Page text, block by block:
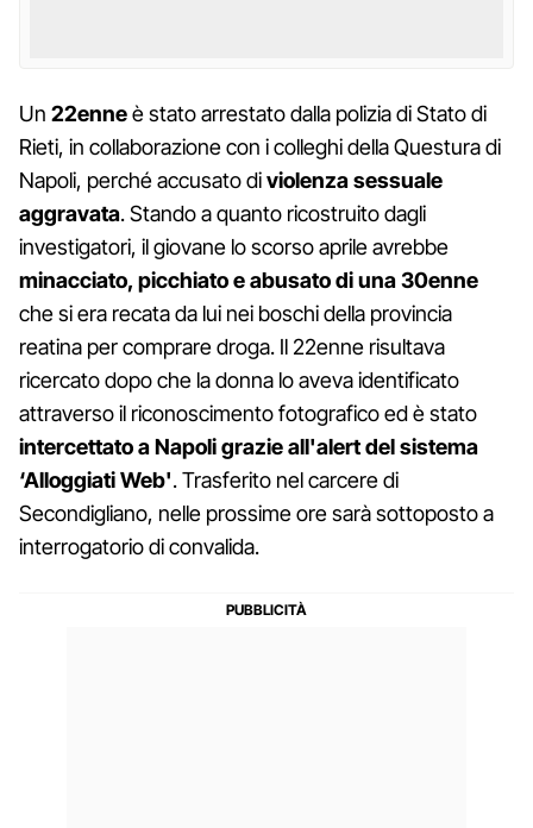
Un 22enneè stato arrestato dalla polizia di Stato di
Rieti, in collaborazione con i colleghi della Questura di
Napoli, perché accusato diviolenza sessuale
aggravata. Stando a quanto ricostruito dagli
investigatori, il giovane lo scorso aprile avrebbe
minacciato, picchiato e abusato di una 30enne
che si era recata da lui nei boschi della provincia
reatina per comprare droga. Il 22enne risultava
ricercato dopo che la donna lo aveva identificato
attraverso il riconoscimento fotografico ed è stato
intercettato a Napoli grazie all'alert del sistema
‘Alloggiati Web'. Trasferito nel carcere di
Secondigliano, nelle prossime ore sarà sottoposto a
interrogatorio di convalida.